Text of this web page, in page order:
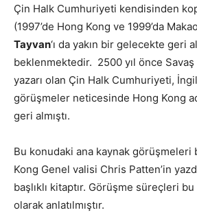
Çin Halk Cumhuriyeti kendisinden
(1997’de Hong Kong ve 1999’da
Tayvan‘ı da yakın bir gelecekte geri
beklenmektedir. 2500 yıl önce Savaş
yazarı olan Çin Halk Cumhuriyeti,
görüşmeler neticesinde Hong Kong
geri almıştı.
Bu konudaki ana kaynak görüşmeleri
Kong Genel valisi Chris Patten’in
başlıklı kitaptır. Görüşme süreçleri
olarak anlatılmıştır.